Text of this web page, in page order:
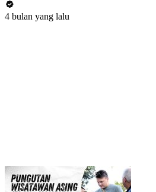
4 bulan yang lalu